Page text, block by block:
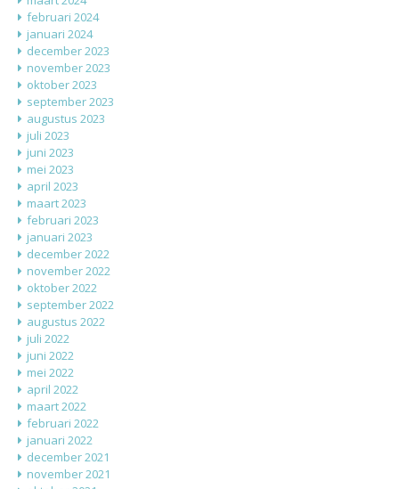
februari 2024
januari 2024
december 2023
november 2023
oktober 2023
september 2023
augustus 2023
juli 2023
juni 2023
mei 2023
april 2023
maart 2023
februari 2023
januari 2023
december 2022
november 2022
oktober 2022
september 2022
augustus 2022
juli 2022
juni 2022
mei 2022
april 2022
maart 2022
februari 2022
januari 2022
december 2021
november 2021